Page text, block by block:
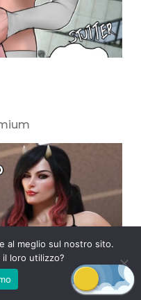
al meglio sul nostro sito.
loro utilizzo?